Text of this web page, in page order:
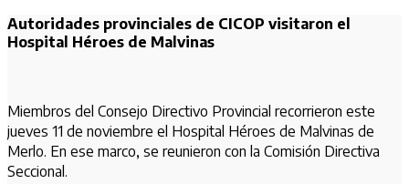
Autoridades provinciales de CICOP visitaron el
Hospital Héroes de Malvinas
Miembros del Consejo Directivo Provincial recorrieron este
jueves 11 de noviembre el Hospital Héroes de Malvinas de
Merlo. En ese marco, se reunieron con la Comisión Directiva
Seccional.